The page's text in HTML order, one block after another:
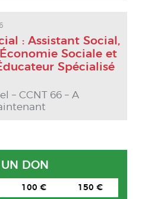
: Assistant Social,
Sociale et
Spécialisé
– CCNT 66 – A
DON
100 € 150 €